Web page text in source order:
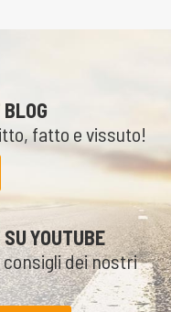
fatto e vissuto!
YOUTUBE
dei nostri